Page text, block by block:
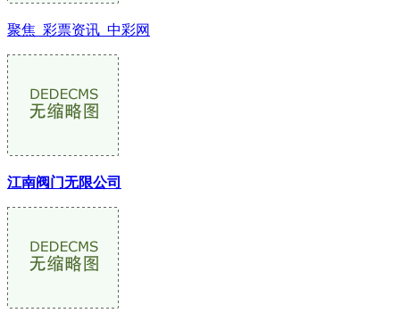
聚焦_彩票资讯_中彩网
江南阀门无限公司